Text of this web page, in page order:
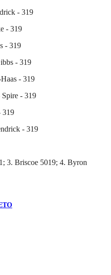
- 319
- 319
- 319
- 319
- 319
- 319
319
- 319
3. Briscoe 5019; 4. Byron